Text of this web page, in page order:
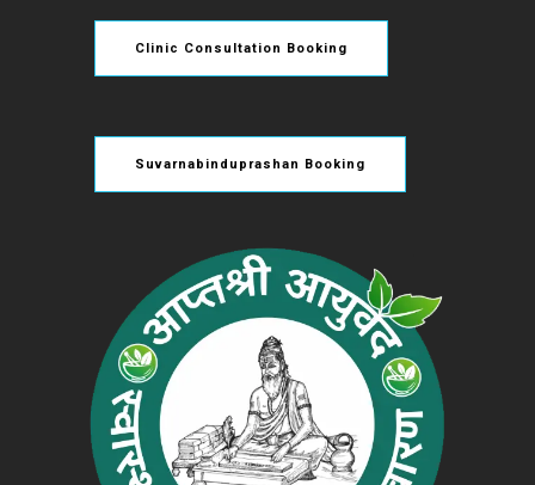
Clinic Consultation Booking
Suvarnabinduprashan Booking